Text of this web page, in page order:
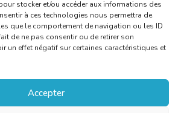
stocker et/ou accéder aux informations des
à ces technologies nous permettra de
que le comportement de navigation ou les ID
de ne pas consentir ou de retirer son
un effet négatif sur certaines caractéristiques et
Accepter